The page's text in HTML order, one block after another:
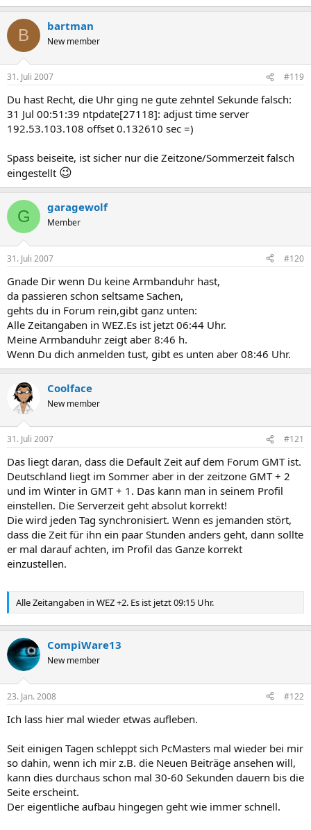
B bartman
New member
31. Juli 2007 #119
Du hast Recht, die Uhr ging ne gute zehntel Sekunde falsch:
31 Jul 00:51:39 ntpdate[27118]: adjust time server
192.53.103.108 offset 0.132610 sec =)
Spass beiseite, ist sicher nur die Zeitzone/Sommerzeit falsch
eingestellt 😉
G garagewolf
Member
31. Juli 2007 #120
Gnade Dir wenn Du keine Armbanduhr hast,
da passieren schon seltsame Sachen,
gehts du in Forum rein,gibt ganz unten:
Alle Zeitangaben in WEZ.Es ist jetzt 06:44 Uhr.
Meine Armbanduhr zeigt aber 8:46 h.
Wenn Du dich anmelden tust, gibt es unten aber 08:46 Uhr.
Coolface
New member
31. Juli 2007 #121
Das liegt daran, dass die Default Zeit auf dem Forum GMT ist.
Deutschland liegt im Sommer aber in der zeitzone GMT + 2
und im Winter in GMT + 1. Das kann man in seinem Profil
einstellen. Die Serverzeit geht absolut korrekt!
Die wird jeden Tag synchronisiert. Wenn es jemanden stört,
dass die Zeit für ihn ein paar Stunden anders geht, dann sollte
er mal darauf achten, im Profil das Ganze korrekt
einzustellen.
Alle Zeitangaben in WEZ +2. Es ist jetzt 09:15 Uhr.
CompiWare13
New member
23. Jan. 2008 #122
Ich lass hier mal wieder etwas aufleben.
Seit einigen Tagen schleppt sich PcMasters mal wieder bei mir
so dahin, wenn ich mir z.B. die Neuen Beiträge ansehen will,
kann dies durchaus schon mal 30-60 Sekunden dauern bis die
Seite erscheint.
Der eigentliche aufbau hingegen geht wie immer schnell.